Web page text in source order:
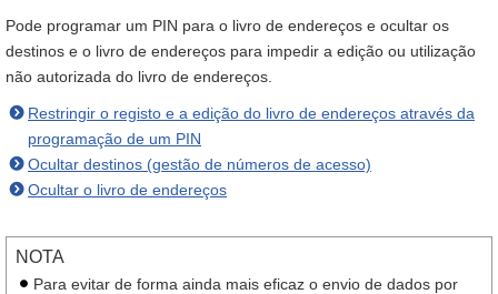
Pode programar um PIN para o livro de endereços e ocultar os
destinos e o livro de endereços para impedir a edição ou utilização
não autorizada do livro de endereços.
Restringir o registo e a edição do livro de endereços através da
programação de um PIN
Ocultar destinos (gestão de números de acesso)
Ocultar o livro de endereços
NOTA
Para evitar de forma ainda mais eficaz o envio de dados por